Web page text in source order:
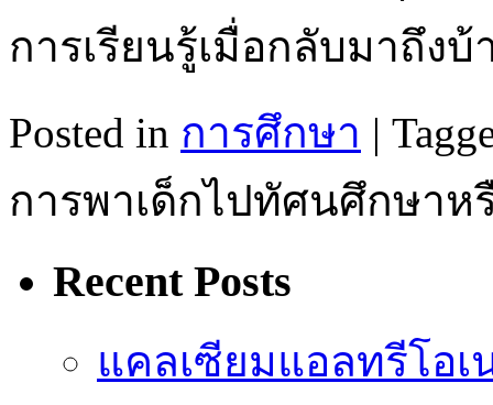
การเรียนรู้เมื่อกลับมาถึง
Posted in การศึกษา |
การพาเด็กไปทัศนศึกษา
Recent Posts
แคลเซียมแอลทรีโอ